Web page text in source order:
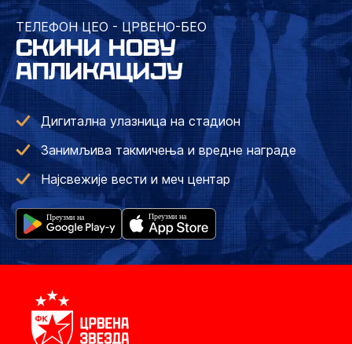
ТЕЛЕФОН ЦЕО - ЦРВЕНО-БЕО
СКИНИ НОВУ
АПЛИКАЦИЈУ
Дигитална улазница на стадион
Занимљива такмичења и вредне награде
Најсвежије вести и меч центар